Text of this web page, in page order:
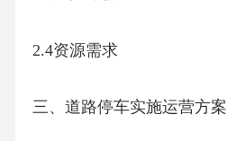
2.4资源需求
三、道路停车实施运营方案